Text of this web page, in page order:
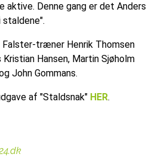
aktive. Denne gang er det Anders
træner Henrik Thomsen
Hansen, Martin Sjøholm
John Gommans.
af "Staldsnak" HER.